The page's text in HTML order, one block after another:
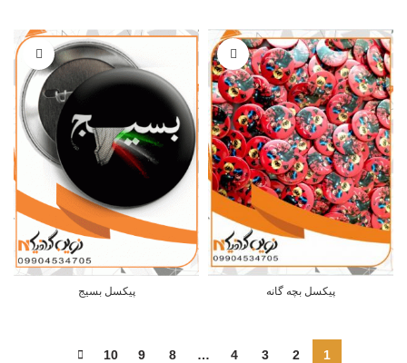
پیکسل بچه گانه پیکسل بسیج
1
2
3
4
…
8
9
10